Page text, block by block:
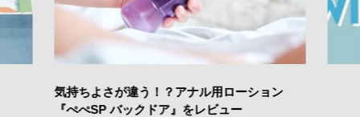
気持ちよさが違う！？アナル用ローション
『ぺぺSP バックドア』をレビュー